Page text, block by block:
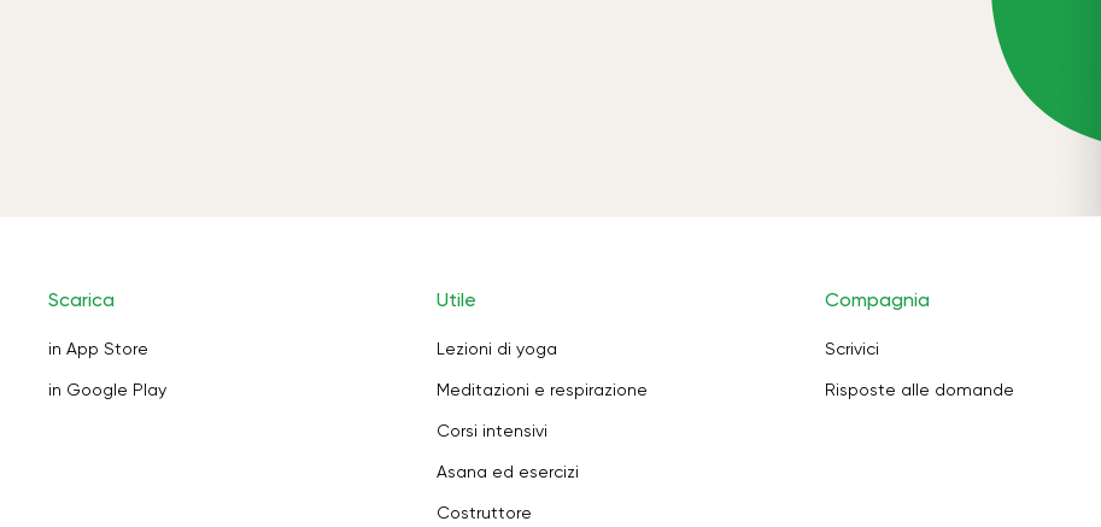
Scarica
in App Store
in Google Play
Utile
Lezioni di yoga
Meditazioni e respirazione
Corsi intensivi
Asana ed esercizi
Costruttore
Compagnia
Scrivici
Risposte alle domande